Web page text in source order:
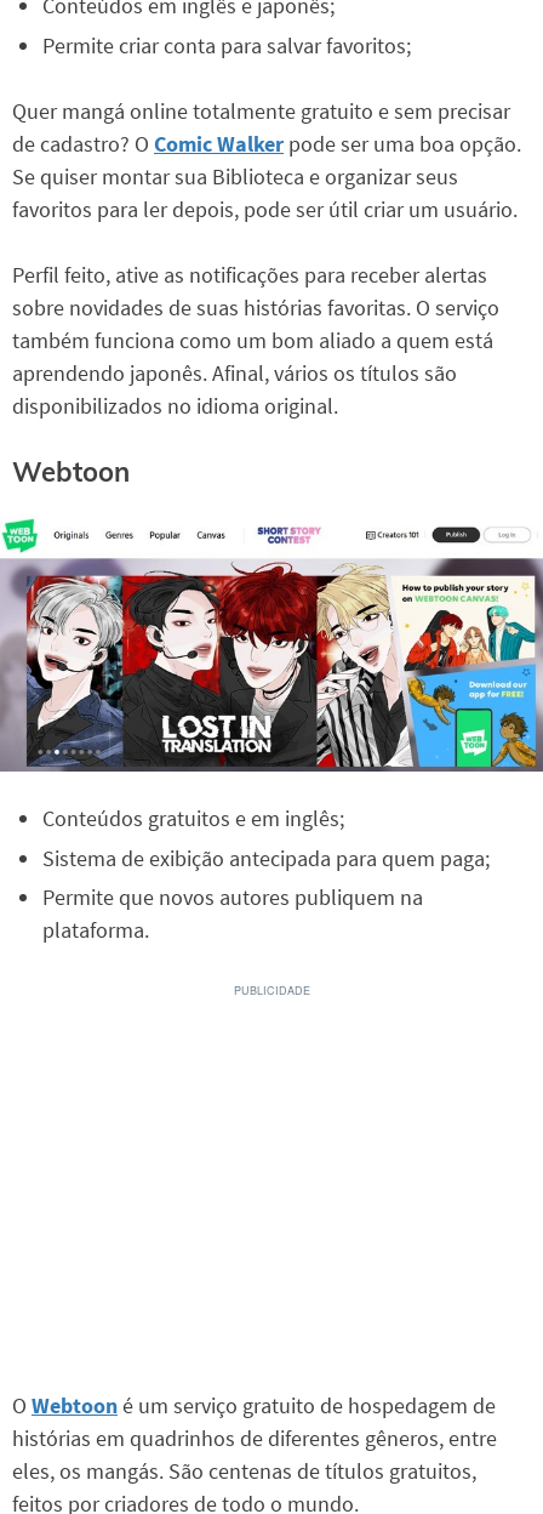
Conteúdos em inglês e japonês;
Permite criar conta para salvar favoritos;
Quer mangá online totalmente gratuito e sem precisar
de cadastro? O Comic Walker pode ser uma boa opção.
Se quiser montar sua Biblioteca e organizar seus
favoritos para ler depois, pode ser útil criar um usuário.
Perfil feito, ative as notificações para receber alertas
sobre novidades de suas histórias favoritas. O serviço
também funciona como um bom aliado a quem está
aprendendo japonês. Afinal, vários os títulos são
disponibilizados no idioma original.
Webtoon
Conteúdos gratuitos e em inglês;
Sistema de exibição antecipada para quem paga;
Permite que novos autores publiquem na
plataforma.
O Webtooné um serviço gratuito de hospedagem de
histórias em quadrinhos de diferentes gêneros, entre
eles, os mangás. São centenas de títulos gratuitos,
feitos por criadores de todo o mundo.